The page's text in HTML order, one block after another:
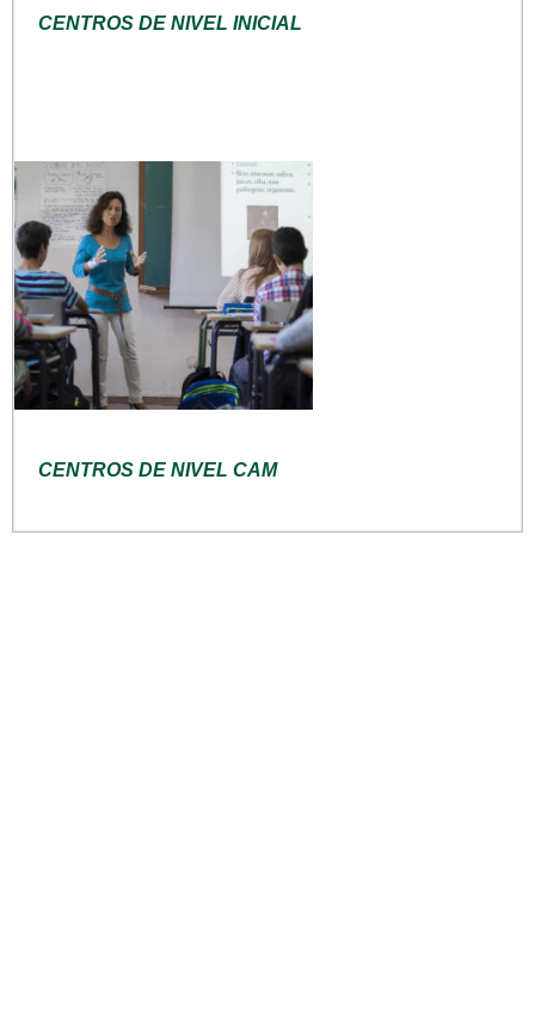
CENTROS DE NIVEL INICIAL
CENTROS DE NIVEL CAM